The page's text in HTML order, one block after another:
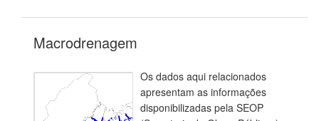
Macrodrenagem
Os dados aqui relacionados
apresentam as informações
disponibilizadas pela SEOP